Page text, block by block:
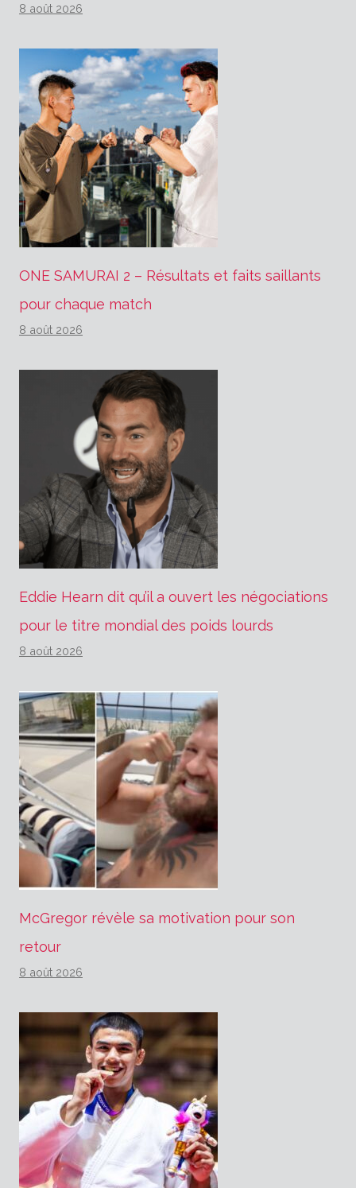
8 août 2026
ONE SAMURAI 2 – Résultats et faits saillants
pour chaque match
8 août 2026
Eddie Hearn dit qu’il a ouvert les négociations
pour le titre mondial des poids lourds
8 août 2026
McGregor révèle sa motivation pour son
retour
8 août 2026